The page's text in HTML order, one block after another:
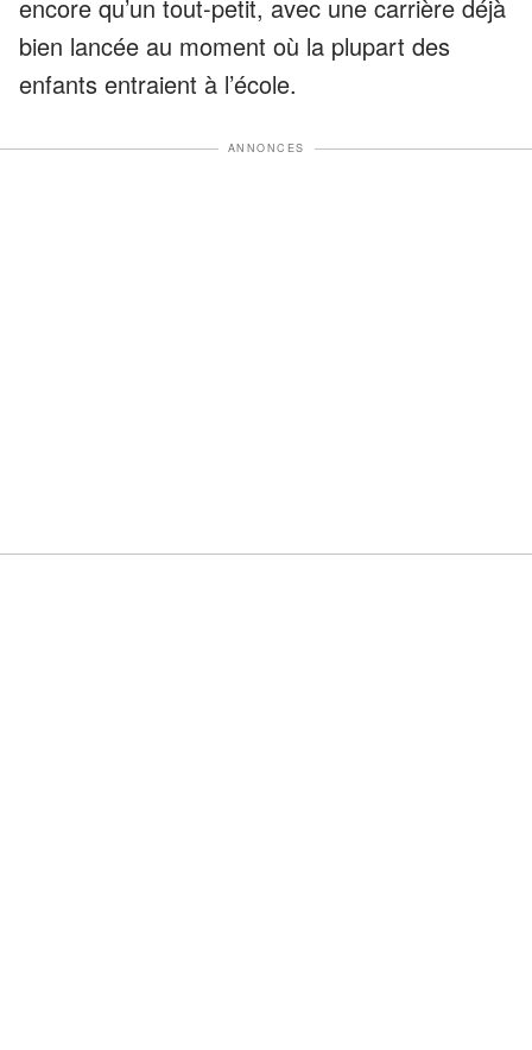
encore qu’un tout-petit, avec une carrière déjà
bien lancée au moment où la plupart des
enfants entraient à l’école.
ANNONCES